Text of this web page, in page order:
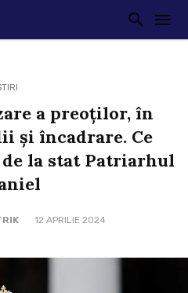
a preoţilor, în
şi încadrare. Ce
la stat Patriarhul
12 APRILIE 2024